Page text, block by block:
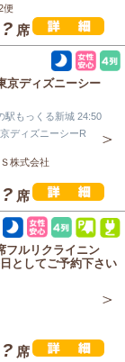
便
? 席
ディズニーシー
もっくる新城 24:50
ィズニーシーR
株式会社
? 席
ルリクライニン
としてご予約下さい
? 席